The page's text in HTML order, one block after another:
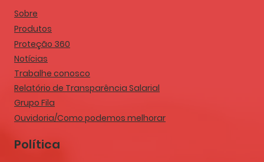
Sobre
Produtos
Proteção 360
Notícias
Trabalhe conosco
Relatório de Transparência Salarial
Grupo Fila
Ouvidoria/Como podemos melhorar
Política